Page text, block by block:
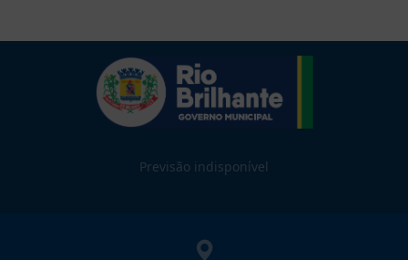
Previsão indisponível